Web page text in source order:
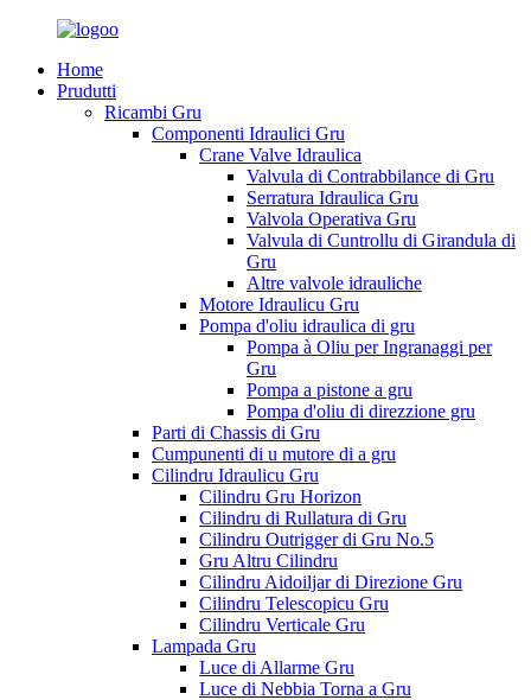
Home
Prudutti
Ricambi Gru
Componenti Idraulici Gru
Crane Valve Idraulica
Valvula di Contrabbilance di Gru
Serratura Idraulica Gru
Valvola Operativa Gru
Valvula di Cuntrollu di Girandula di
Gru
Altre valvole idrauliche
Motore Idraulicu Gru
Pompa d'oliu idraulica di gru
Pompa à Oliu per Ingranaggi per
Gru
Pompa a pistone a gru
Pompa d'oliu di direzzione gru
Parti di Chassis di Gru
Cumpunenti di u mutore di a gru
Cilindru Idraulicu Gru
Cilindru Gru Horizon
Cilindru di Rullatura di Gru
Cilindru Outrigger di Gru No.5
Gru Altru Cilindru
Cilindru Aidoiljar di Direzione Gru
Cilindru Telescopicu Gru
Cilindru Verticale Gru
Lampada Gru
Luce di Allarme Gru
Luce di Nebbia Torna a Gru